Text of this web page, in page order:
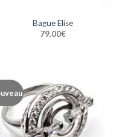
Bague Elise
79.00€